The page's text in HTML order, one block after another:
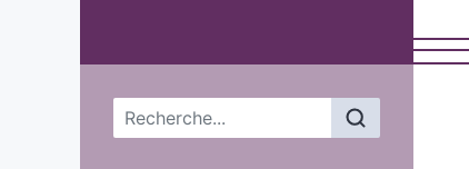
Menu principal